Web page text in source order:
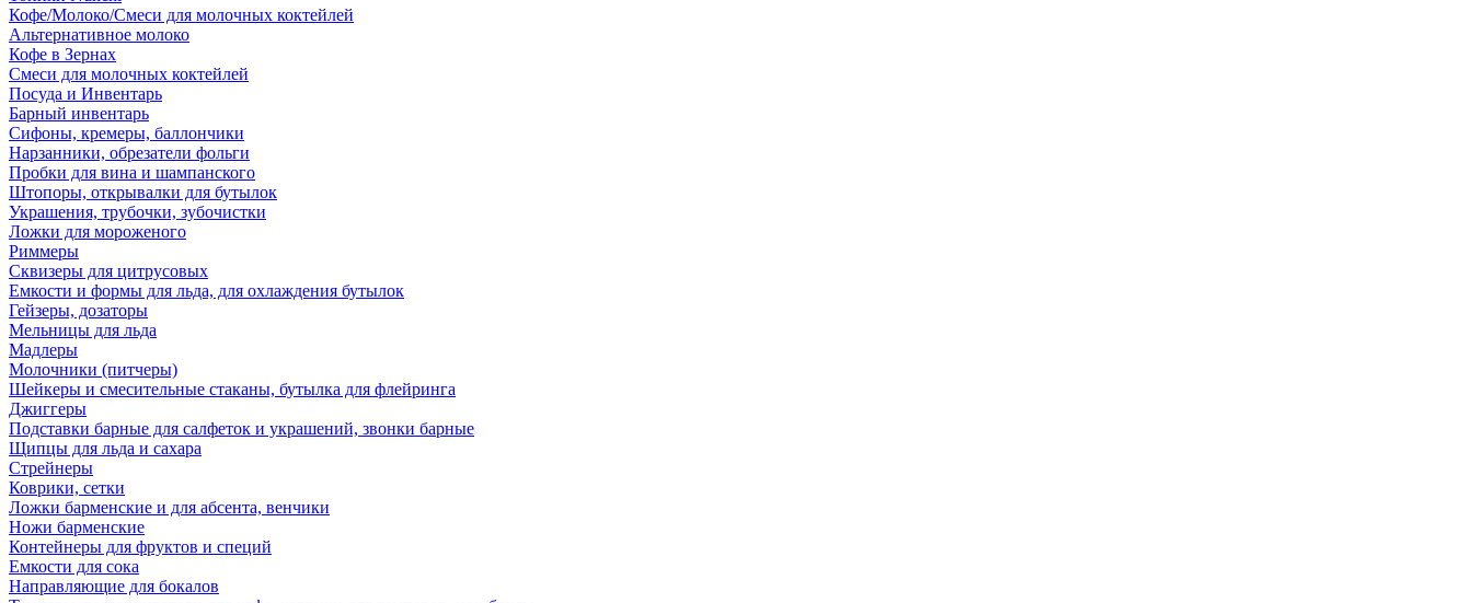
Кофе/Молоко/Смеси для молочных коктейлей
Альтернативное молоко
Кофе в Зернах
Смеси для молочных коктейлей
Посуда и Инвентарь
Барный инвентарь
Сифоны, кремеры, баллончики
Нарзанники, обрезатели фольги
Пробки для вина и шампанского
Штопоры, открывалки для бутылок
Украшения, трубочки, зубочистки
Ложки для мороженого
Риммеры
Сквизеры для цитрусовых
Емкости и формы для льда, для охлаждения бутылок
Гейзеры, дозаторы
Мельницы для льда
Мадлеры
Молочники (питчеры)
Шейкеры и смесительные стаканы, бутылка для флейринга
Джиггеры
Подставки барные для салфеток и украшений, звонки барные
Щипцы для льда и сахара
Стрейнеры
Коврики, сетки
Ложки барменские и для абсента, венчики
Ножи барменские
Контейнеры для фруктов и специй
Емкости для сока
Направляющие для бокалов